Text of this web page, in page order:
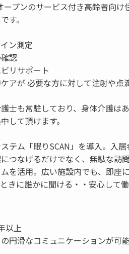
ープンのサービス付き高齢者向
す。
ン測定
認
リサポート
アが 必要な方に対して注射や点
士も常駐しており、身体介護はあ
して頂けます。
テム「眠りSCAN」を導入。入
つなげるだけでなく、無駄な訪
を活用。広い施設内でも、即座
きに誰かに聞ける・・安心して
以上
円滑なコミュニケーションが可